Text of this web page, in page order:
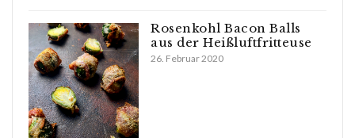
Rosenkohl Bacon Balls
aus der Heißluftfritteuse
26. Februar 2020